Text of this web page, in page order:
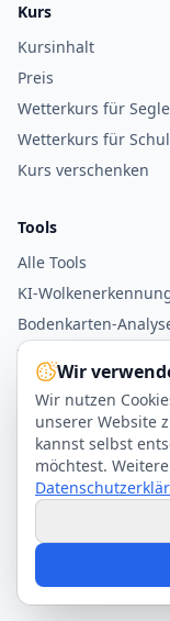
Kurs
Kursinhalt
Preis
Wetterkurs für
Wetterkurs für
Kurs verschenken
Tools
Alle Tools
KI-
Bodenkarten-
Windrechner
WMO-Parser
Beaufort-Skala
Copyright © 2026
Wir
Wir nutzen
unserer Website
kannst selbst
möchtest.